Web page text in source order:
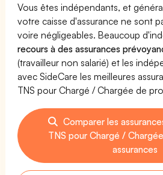
Vous êtes indépendants, et
votre caisse d'assurance ne sont
voire négligeables. Beaucoup
recours à des assurances
(travailleur non salarié) et les
avec SideCare les meilleures
TNS pour Chargé / Chargée de
Comparer les
TNS pour Chargé /
assurances